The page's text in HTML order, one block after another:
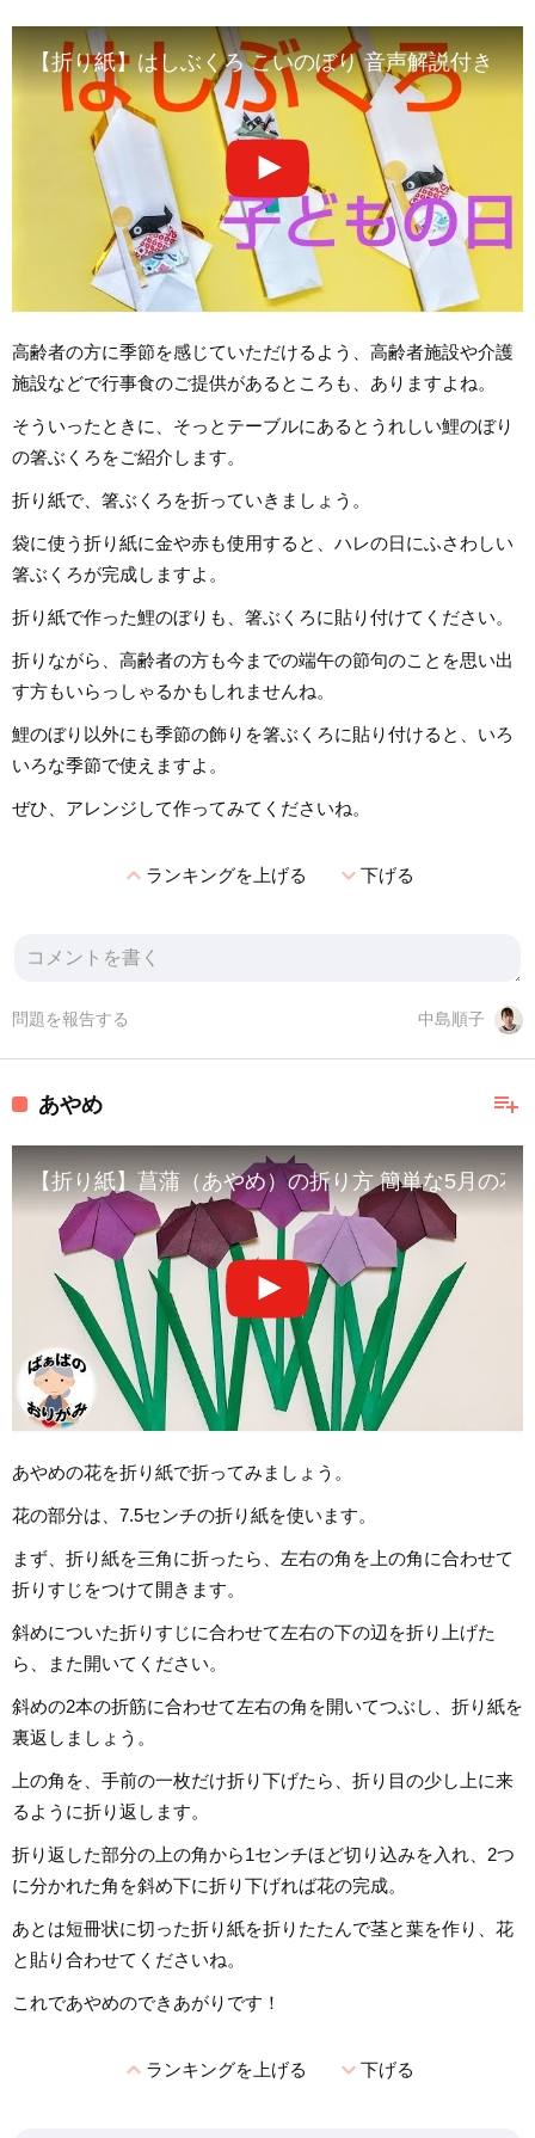
【折り紙】はしぶくろ こいのぼり 音声解説付き
高齢者の方に季節を感じていただけるよう、高齢者施設や介護
施設などで行事食のご提供があるところも、ありますよね。
そういったときに、そっとテーブルにあるとうれしい鯉のぼり
の箸ぶくろをご紹介します。
折り紙で、箸ぶくろを折っていきましょう。
袋に使う折り紙に金や赤も使用すると、ハレの日にふさわしい
箸ぶくろが完成しますよ。
折り紙で作った鯉のぼりも、箸ぶくろに貼り付けてください。
折りながら、高齢者の方も今までの端午の節句のことを思い出
す方もいらっしゃるかもしれませんね。
鯉のぼり以外にも季節の飾りを箸ぶくろに貼り付けると、いろ
いろな季節で使えますよ。
ぜひ、アレンジして作ってみてくださいね。
expand_lessランキングを上げる expand_more下げる
中島順子
問題を報告する
playlist_add
あやめ
【折り紙】菖蒲（あやめ）の折り方 簡単な5月の
あやめの花を折り紙で折ってみましょう。
花の部分は、7.5センチの折り紙を使います。
まず、折り紙を三角に折ったら、左右の角を上の角に合わせて
折りすじをつけて開きます。
斜めについた折りすじに合わせて左右の下の辺を折り上げた
ら、また開いてください。
斜めの2本の折筋に合わせて左右の角を開いてつぶし、折り紙を
裏返しましょう。
上の角を、手前の一枚だけ折り下げたら、折り目の少し上に来
るように折り返します。
折り返した部分の上の角から1センチほど切り込みを入れ、2つ
に分かれた角を斜め下に折り下げれば花の完成。
あとは短冊状に切った折り紙を折りたたんで茎と葉を作り、花
と貼り合わせてくださいね。
これであやめのできあがりです！
expand_lessランキングを上げる expand_more下げる